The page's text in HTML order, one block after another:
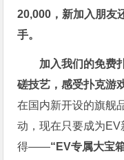
20,000，新加入朋友
手。
加入我们的免费
磋技艺，感受扑克游
在国内新开设的旗舰
动，现在只要成为
得——“EV专属大宝